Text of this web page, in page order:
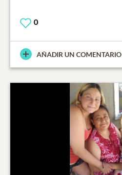
0
AÑADIR UN COMENTARIO